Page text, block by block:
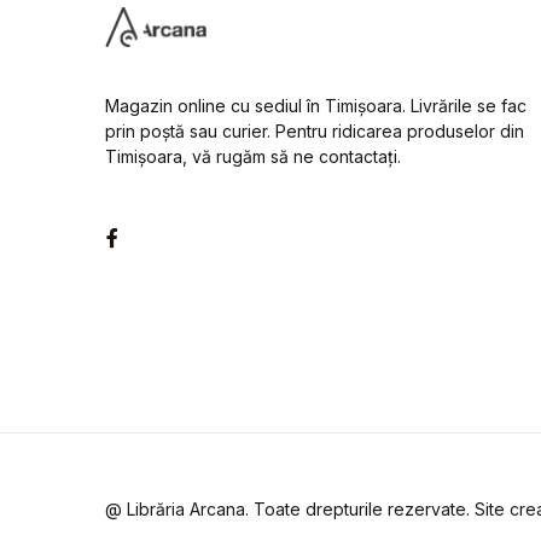
Magazin online cu sediul în Timișoara. Livrările se fac
prin poștă sau curier. Pentru ridicarea produselor din
Timișoara, vă rugăm să ne contactați.
@ Librăria Arcana. Toate drepturile rezervate. Site